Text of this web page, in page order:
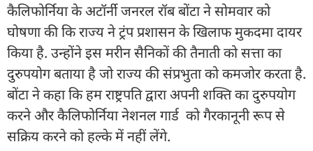
कैलिफोर्निया के अटॉर्नी जनरल रॉब बोंटा ने सोमवार को
घोषणा की कि राज्य ने ट्रंप प्रशासन के खिलाफ मुकदमा दायर
किया है. उन्होंने इस मरीन सैनिकों की तैनाती को सत्ता का
दुरुपयोग बताया है जो राज्य की संप्रभुता को कमजोर करता है.
बोंटा ने कहा कि हम राष्ट्रपति द्वारा अपनी शक्ति का दुरुपयोग
करने और कैलिफोर्निया नेशनल गार्ड को गैरकानूनी रूप से
सक्रिय करने को हल्के में नहीं लेंगे.